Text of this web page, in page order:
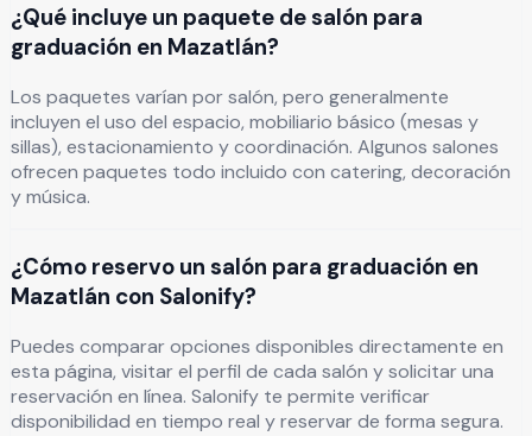
¿Qué incluye un paquete de salón para
graduación en Mazatlán?
Los paquetes varían por salón, pero generalmente
incluyen el uso del espacio, mobiliario básico (mesas y
sillas), estacionamiento y coordinación. Algunos salones
ofrecen paquetes todo incluido con catering, decoración
y música.
¿Cómo reservo un salón para graduación en
Mazatlán con Salonify?
Puedes comparar opciones disponibles directamente en
esta página, visitar el perfil de cada salón y solicitar una
reservación en línea. Salonify te permite verificar
disponibilidad en tiempo real y reservar de forma segura.